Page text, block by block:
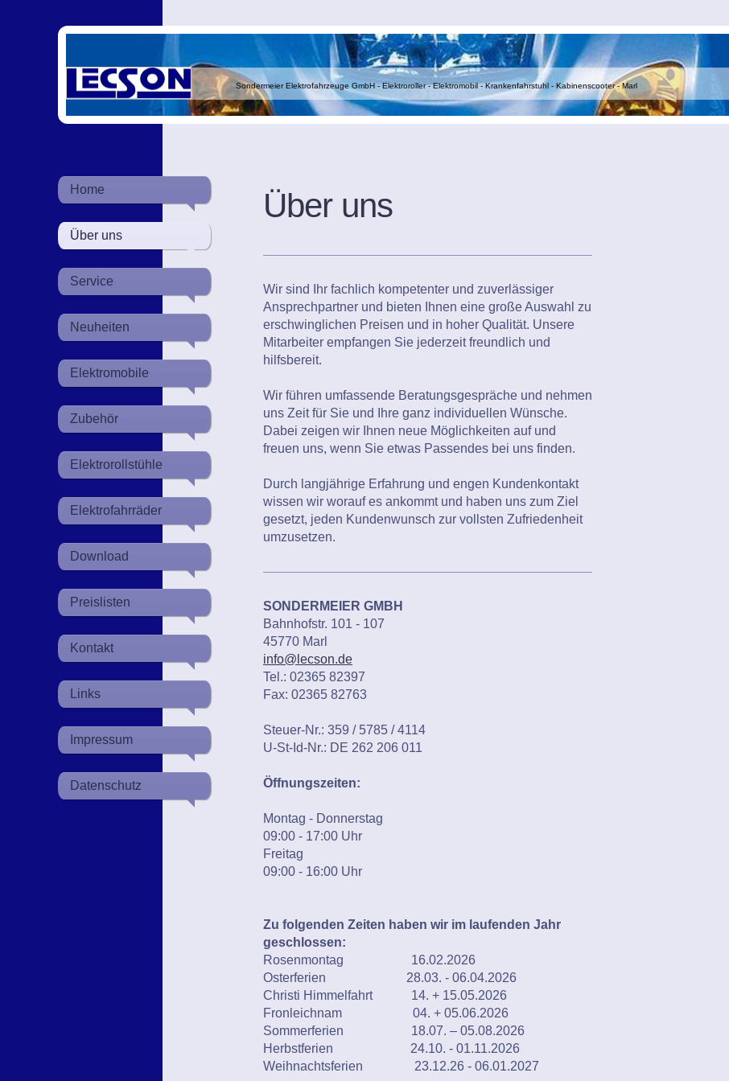
Sondermeier Elektrofahrzeuge GmbH - Elektroroller - Elektromobil - Krankenfahrstuhl - Kabinenscooter - Marl
Home
Über uns
Service
Neuheiten
Elektromobile
Zubehör
Elektrorollstühle
Elektrofahrräder
Download
Preislisten
Kontakt
Links
Impressum
Datenschutz
Über uns
Wir sind Ihr fachlich kompetenter und zuverlässiger
Ansprechpartner und bieten Ihnen eine große Auswahl zu
erschwinglichen Preisen und in hoher Qualität. Unsere
Mitarbeiter empfangen Sie jederzeit freundlich und
hilfsbereit.
Wir führen umfassende Beratungsgespräche und nehmen
uns Zeit für Sie und Ihre ganz individuellen Wünsche.
Dabei zeigen wir Ihnen neue Möglichkeiten auf und
freuen uns, wenn Sie etwas Passendes bei uns finden.
Durch langjährige Erfahrung und engen Kundenkontakt
wissen wir worauf es ankommt und haben uns zum Ziel
gesetzt, jeden Kundenwunsch zur vollsten Zufriedenheit
umzusetzen.
SONDERMEIER GMBH
Bahnhofstr. 101 - 107
45770 Marl
info@lecson.de
Tel.: 02365 82397
Fax: 02365 82763
Steuer-Nr.: 359 / 5785 / 4114
U-St-Id-Nr.: DE 262 206 011
Öffnungszeiten:
Montag - Donnerstag
09:00 - 17:00 Uhr
Freitag
09:00 - 16:00 Uhr
Zu folgenden Zeiten haben wir im laufenden Jahr
geschlossen:
Rosenmontag 16.02.2026
Osterferien 28.03. - 06.04.2026
Christi Himmelfahrt 14. + 15.05.2026
Fronleichnam 04. + 05.06.2026
Sommerferien 18.07. – 05.08.2026
Herbstferien 24.10. - 01.11.2026
Weihnachtsferien 23.12.26 - 06.01.2027